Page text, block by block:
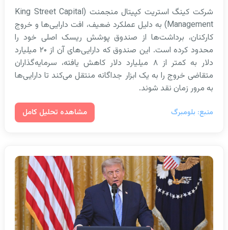
شرکت کینگ استریت کپیتال منجمنت (King Street Capital
Management) به دلیل عملکرد ضعیف، افت دارایی‌ها و خروج
کارکنان، برداشت‌ها از صندوق پوشش ریسک اصلی خود را
محدود کرده است. این صندوق که دارایی‌های آن از ۲۰ میلیارد
دلار به کمتر از ۸ میلیارد دلار کاهش یافته، سرمایه‌گذاران
متقاضی خروج را به یک ابزار جداگانه منتقل می‌کند تا دارایی‌ها
به مرور زمان نقد شوند.
منبع: بلومبرگ مشاهده تحلیل کامل